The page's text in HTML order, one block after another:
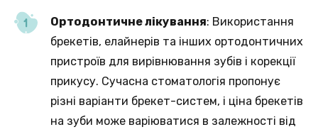
Ортодонтичне лікування: Використання
брекетів, елайнерів та інших ортодонтичних
пристроїв для вирівнювання зубів і корекції
прикусу. Сучасна стоматологія пропонує
різні варіанти брекет-систем, і ціна брекетів
на зуби може варіюватися в залежності від